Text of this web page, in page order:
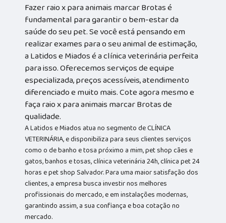
Fazer raio x para animais marcar Brotas é
fundamental para garantir o bem-estar da
saúde do seu pet. Se você está pensando em
realizar exames para o seu animal de estimação,
a Latidos e Miados é a clínica veterinária perfeita
para isso. Oferecemos serviços de equipe
especializada, preços acessíveis, atendimento
diferenciado e muito mais. Cote agora mesmo e
faça raio x para animais marcar Brotas de
qualidade.
A Latidos e Miados atua no segmento de CLÍNICA
VETERINÁRIA, e disponibiliza para seus clientes serviços
como o de banho e tosa próximo a mim, pet shop cães e
gatos, banhos e tosas, clínica veterinária 24h, clínica pet 24
horas e pet shop Salvador. Para uma maior satisfação dos
clientes, a empresa busca investir nos melhores
profissionais do mercado, e em instalações modernas,
garantindo assim, a sua confiança e boa cotação no
mercado.